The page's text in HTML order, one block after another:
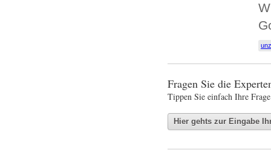
Fragen Sie die
Tippen Sie einfach Ihre